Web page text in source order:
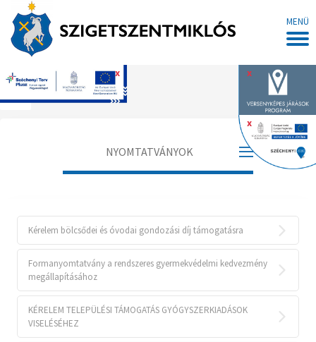
MENÜ
x
x
x
Főoldal
NYOMTATVÁNYOK
Iroda
Szociális és Intézményfenntartói
Iroda
Településrendezési Iroda
Kérelem bölcsődei és óvodai gondozási díj támogatásra
Formanyomtatvány a rendszeres gyermekvédelmi kedvezmény
megállapításához
KÉRELEM TELEPÜLÉSI TÁMOGATÁS GYÓGYSZERKIADÁSOK
VISELÉSÉHEZ